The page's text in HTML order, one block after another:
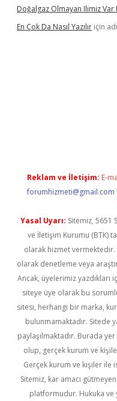
Doğalgaz Olmayan Ilimiz Var
En Çok Da Nasıl Yazılır için
Reklam ve İletişim: E-
forumhizmeti@gmail.com
Yasal Uyarı: Sitemiz, 5651
ve İletişim Kurumu (BTK)
olarak hizmet
olarak denetleme veya
Ancak, üyelerimiz
siteye üye olarak bu
sitesi, herhangi bir marka,
bulunmamaktadır. Sitede
paylaşılmaktadır. Burada
olup, gerçek kurum ve
Gerçek kurum ve kişiler
Sitemiz, kar amacı
platformudur. Hukuka ve